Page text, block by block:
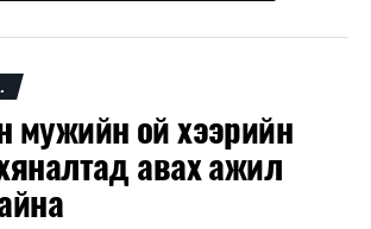
компани 2023 онд Екатеринбург
бөгөөд нисгэгчгүй нисэх
аж. Тус компанийн 2025
тэрбум рубль, цэвэр ашиг нь 1.9
гэж РБК мэдээлсэн байна.
мужийн ой хээрийн
авах ажил